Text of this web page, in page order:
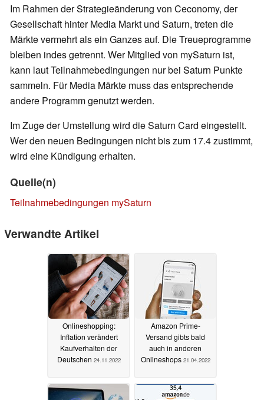
Im Rahmen der Strategieänderung von Ceconomy, der
Gesellschaft hinter Media Markt und Saturn, treten die
Märkte vermehrt als ein Ganzes auf. Die Treueprogramme
bleiben indes getrennt. Wer Mitglied von mySaturn ist,
kann laut Teilnahmebedingungen nur bei Saturn Punkte
sammeln. Für Media Märkte muss das entsprechende
andere Programm genutzt werden.
Im Zuge der Umstellung wird die Saturn Card eingestellt.
Wer den neuen Bedingungen nicht bis zum 17.4 zustimmt,
wird eine Kündigung erhalten.
Quelle(n)
Teilnahmebedingungen mySaturn
Verwandte Artikel
Onlineshopping:
Inflation verändert
Kaufverhalten der
Deutschen 24.11.2022
Amazon Prime-
Versand gibts bald
auch in anderen
Onlineshops 21.04.2022